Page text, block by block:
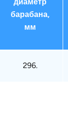
диаметр
барабана,
мм
296.